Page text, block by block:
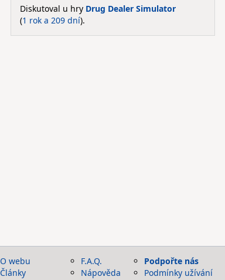
Diskutoval u hry Drug Dealer Simulator
(1 rok a 209 dní).
O webu
Články
F.A.Q.
Nápověda
Podpořte nás
Podmínky užívání